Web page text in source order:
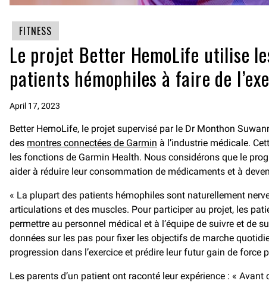
FITNESS
Le projet Better HemoLife utilise
patients hémophiles à faire de
April 17, 2023
Better HemoLife, le projet supervisé par le Dr Monthon
des montres connectées de Garmin à l’industrie médicale.
les fonctions de Garmin Health. Nous considérons que le
aider à réduire leur consommation de médicaments et à
« La plupart des patients hémophiles sont naturellement
articulations et des muscles. Pour participer au projet, les
permettre au personnel médical et à l’équipe de suivre et de
données sur les pas pour fixer les objectifs de marche
progression dans l’exercice et prédire leur futur gain de
Les parents d’un patient ont raconté leur expérience : «